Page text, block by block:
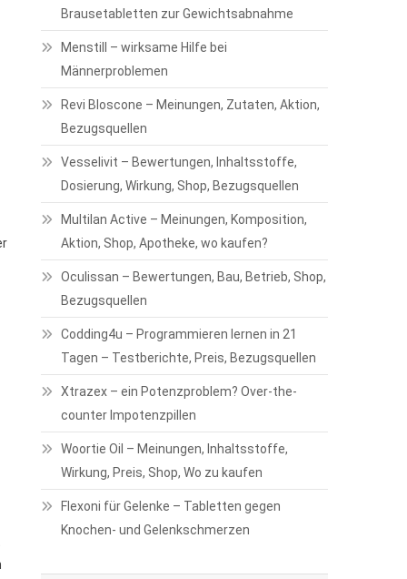
Brausetabletten zur Gewichtsabnahme
Menstill – wirksame Hilfe bei
Männerproblemen
Revi Bloscone – Meinungen, Zutaten, Aktion,
Bezugsquellen
Vesselivit – Bewertungen, Inhaltsstoffe,
Dosierung, Wirkung, Shop, Bezugsquellen
Multilan Active – Meinungen, Komposition,
Aktion, Shop, Apotheke, wo kaufen?
Oculissan – Bewertungen, Bau, Betrieb, Shop,
Bezugsquellen
Codding4u – Programmieren lernen in 21
Tagen – Testberichte, Preis, Bezugsquellen
Xtrazex – ein Potenzproblem? Over-the-
counter Impotenzpillen
Woortie Oil – Meinungen, Inhaltsstoffe,
Wirkung, Preis, Shop, Wo zu kaufen
Flexoni für Gelenke – Tabletten gegen
Knochen- und Gelenkschmerzen